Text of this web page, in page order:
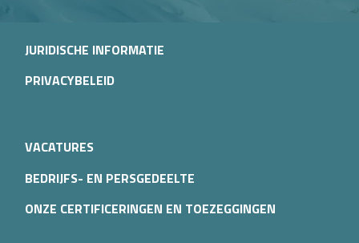
JURIDISCHE INFORMATIE
PRIVACYBELEID
VACATURES
BEDRIJFS- EN PERSGEDEELTE
ONZE CERTIFICERINGEN EN TOEZEGGINGEN